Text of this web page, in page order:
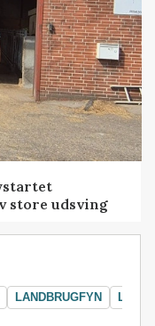
store udsving
LANDBRUGFYN